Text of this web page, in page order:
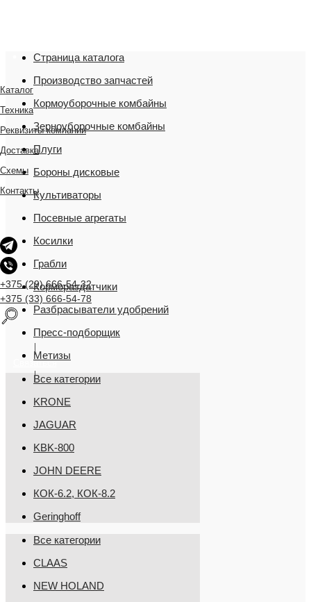
Каталог
Техника
Реквизиты компании
Доставка
Схемы
Контакты
+375 (29) 666-54-32
+375 (33) 666-54-78
Связаться
Страница каталога
Производство запчастей
Кормоуборочные комбайны
Зерноуборочные комбайны
Плуги
Бороны дисковые
Культиваторы
Посевные агрегаты
Косилки
Грабли
Кормораздатчики
Разбрасыватели удобрений
Пресс-подборщик
Метизы
Все категории
KRONE
JAGUAR
KBK-800
JOHN DEERE
КОК-6.2, КОК-8.2
Geringhoff
Все категории
CLAAS
NEW HOLAND